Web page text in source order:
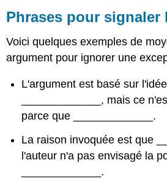
Phrases pour signaler
Voici quelques exemples de
argument pour ignorer une
L'argument est basé sur
_____________, mais ce
parce que _____________.
La raison invoquée est que
l'auteur n'a pas envisagé la
_____________.